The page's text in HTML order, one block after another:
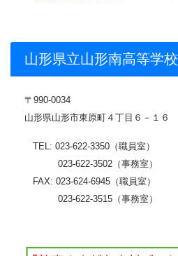
山形県立山形南高等学校
〒 990-0034
山形県山形市東原町４丁目６－１６
TEL: 023-622-3350（職員室）
023-622-3502（事務室）
FAX: 023-624-6945（職員室）
023-622-3515（事務室）